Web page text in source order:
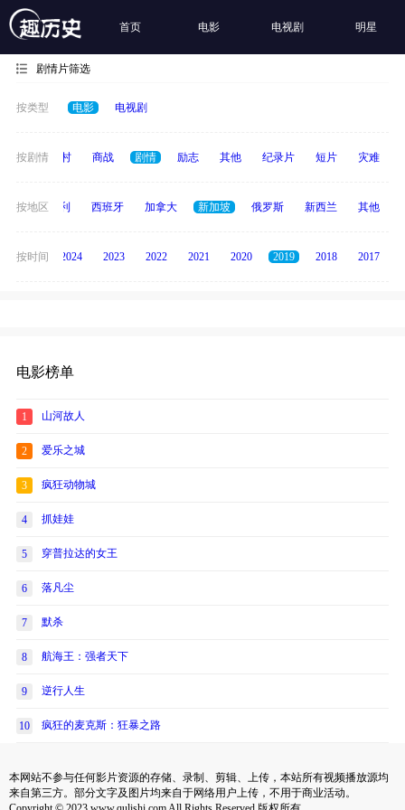
首页 电影 电视剧 明星
剧情片筛选
按类型 电影 电视剧
按剧情
历史 乡村 商战 剧情 励志 其他 纪录片 短片 灾难
按地区
度 意大利 西班牙 加拿大 新加坡 俄罗斯 新西兰 其他
按时间
2025 2024 2023 2022 2021 2020 2019 2018 2017
电影榜单
1 山河故人
2 爱乐之城
3 疯狂动物城
4 抓娃娃
5 穿普拉达的女王
6 落凡尘
7 默杀
8 航海王：强者天下
9 逆行人生
10 疯狂的麦克斯：狂暴之路
本网站不参与任何影片资源的存储、录制、剪辑、上传，本站所有视频播放源均
来自第三方。部分文字及图片均来自于网络用户上传，不用于商业活动。